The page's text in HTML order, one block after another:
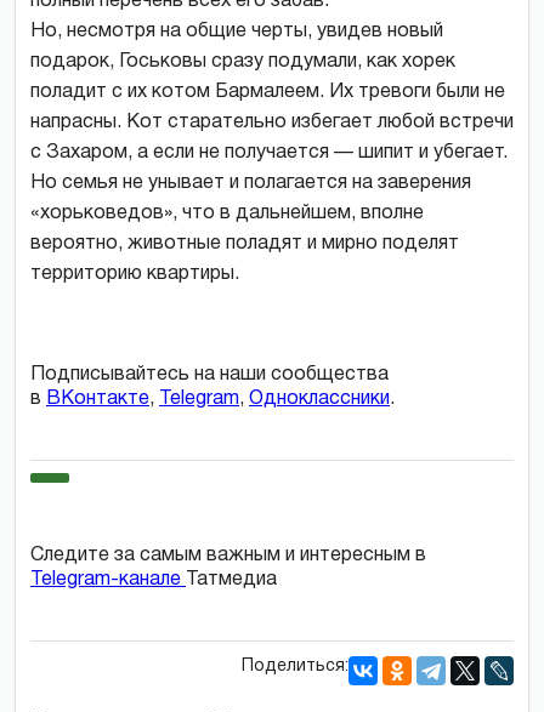
Но, несмотря на общие черты, увидев новый
подарок, Госьковы сразу подумали, как хорек
поладит с их котом Бармалеем. Их тревоги были не
напрасны. Кот старательно избегает любой встречи
с Захаром, а если не получается — шипит и убегает.
Но семья не унывает и полагается на заверения
«хорьковедов», что в дальнейшем, вполне
вероятно, животные поладят и мирно поделят
территорию квартиры.
Подписывайтесь на наши сообщества
в ВКонтакте, Telegram, Одноклассники.
Следите за самым важным и интересным в
Telegram-канале
Татмедиа
Поделиться: